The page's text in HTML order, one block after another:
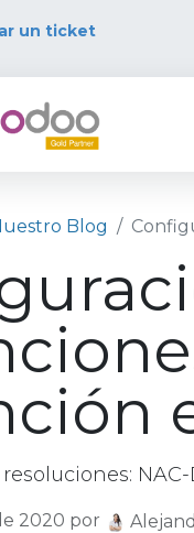
un ticket
Blog
2020 por